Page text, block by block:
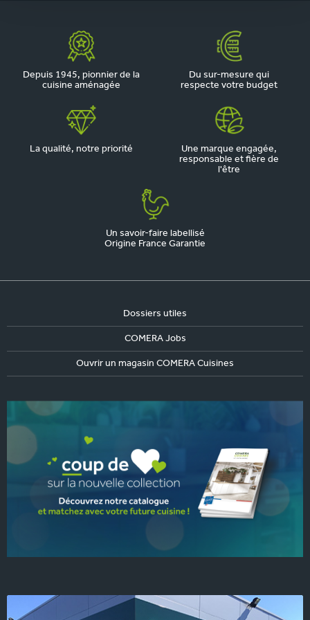
Depuis 1945, pionnier de la
cuisine aménagée
Du sur-mesure qui
respecte votre budget
La qualité, notre priorité
Une marque engagée,
responsable et fière de
l'être
Un savoir-faire labellisé
Origine France Garantie
Dossiers utiles
COMERA Jobs
Ouvrir un magasin COMERA Cuisines